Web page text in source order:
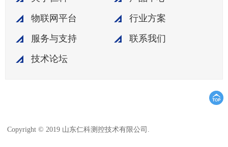
物联网平台
行业方案
服务与支持
联系我们
技术论坛
Copyright © 2019 山东仁科测控技术有限公司.